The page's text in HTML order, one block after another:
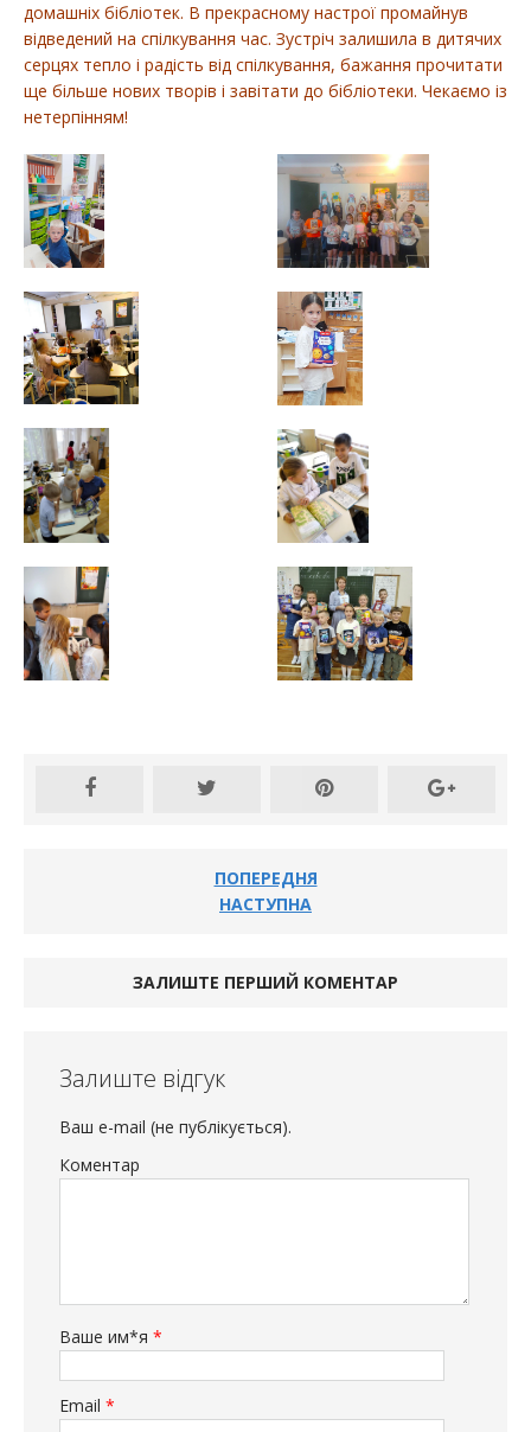
домашніх бібліотек. В прекрасному настрої промайнув
відведений на спілкування час. Зустріч залишила в дитячих
серцях тепло і радість від спілкування, бажання прочитати
ще більше нових творів і завітати до бібліотеки. Чекаємо із
нетерпінням!
ПОПЕРЕДНЯ
НАСТУПНА
ЗАЛИШТЕ ПЕРШИЙ КОМЕНТАР
Залиште відгук
Ваш e-mail (не публікується).
Коментар
Ваше им*я *
Email *